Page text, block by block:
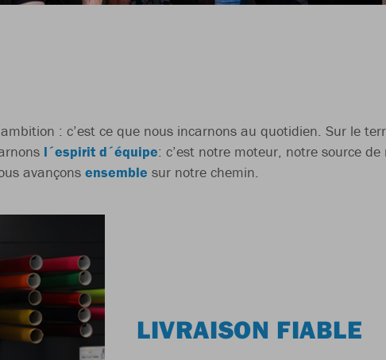
: c’est ce que nous incarnons au quotidien. Sur le
l´espirit d´équipe: c’est notre moteur, notre source
avançons ensemble sur notre chemin.
LIVRAISON FIABLE